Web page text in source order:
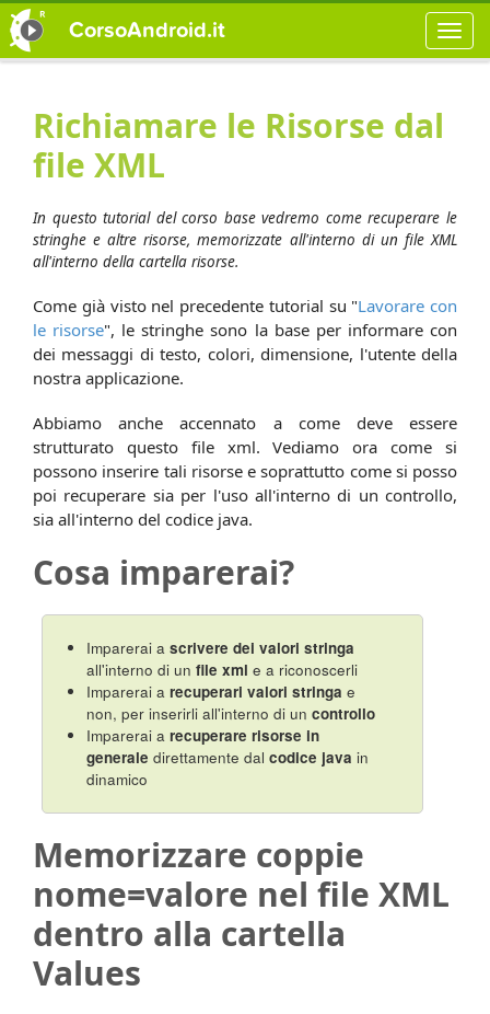
CorsoAndroid.it
Richiamare le Risorse dal
file XML
In questo tutorial del corso base vedremo come recuperare le
stringhe e altre risorse, memorizzate all'interno di un file XML
all'interno della cartella risorse.
Come già visto nel precedente tutorial su "Lavorare con
le risorse", le stringhe sono la base per informare con
dei messaggi di testo, colori, dimensione, l'utente della
nostra applicazione.
Abbiamo anche accennato a come deve essere
strutturato questo file xml. Vediamo ora come si
possono inserire tali risorse e soprattutto come si posso
poi recuperare sia per l'uso all'interno di un controllo,
sia all'interno del codice java.
Cosa imparerai?
Imparerai a scrivere dei valori stringa
all'interno di un file xml e a riconoscerli
Imparerai a recuperari valori stringa e
non, per inserirli all'interno di un controllo
Imparerai a recuperare risorse in
generale direttamente dal codice java in
dinamico
Memorizzare coppie
nome=valore nel file XML
dentro alla cartella
Values